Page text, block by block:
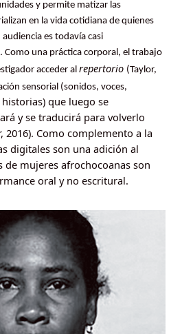
y permite matizar las
en la vida cotidiana de quienes
es todavía casi
Como una práctica corporal, el trabajo
acceder al repertorio (Taylor,
sensorial (sonidos, voces,
que luego se
y se traducirá para volverlo
2016). Como complemento a la
digitales son una adición al
de mujeres afrochocoanas son
oral y no escritural.